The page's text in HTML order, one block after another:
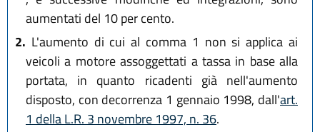
aumentati del 10 per cento.
2. L'aumento di cui al comma 1 non si applica ai
veicoli a motore assoggettati a tassa in base alla
portata, in quanto ricadenti già nell'aumento
disposto, con decorrenza 1 gennaio 1998, dall'art.
1 della L.R. 3 novembre 1997, n. 36.